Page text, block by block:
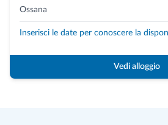
Ossana
Inserisci le date per conoscere la
Vedi alloggio